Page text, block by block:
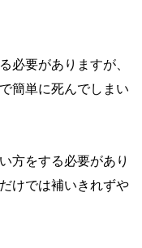
必要がありますが、
簡単に死んでしまい
方をする必要があり
けでは補いきれずや